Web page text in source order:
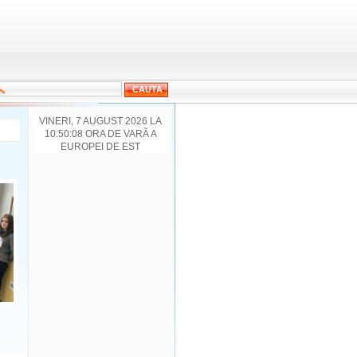
VINERI, 7 AUGUST 2026 LA
10:50:08 ORA DE VARĂ A
EUROPEI DE EST